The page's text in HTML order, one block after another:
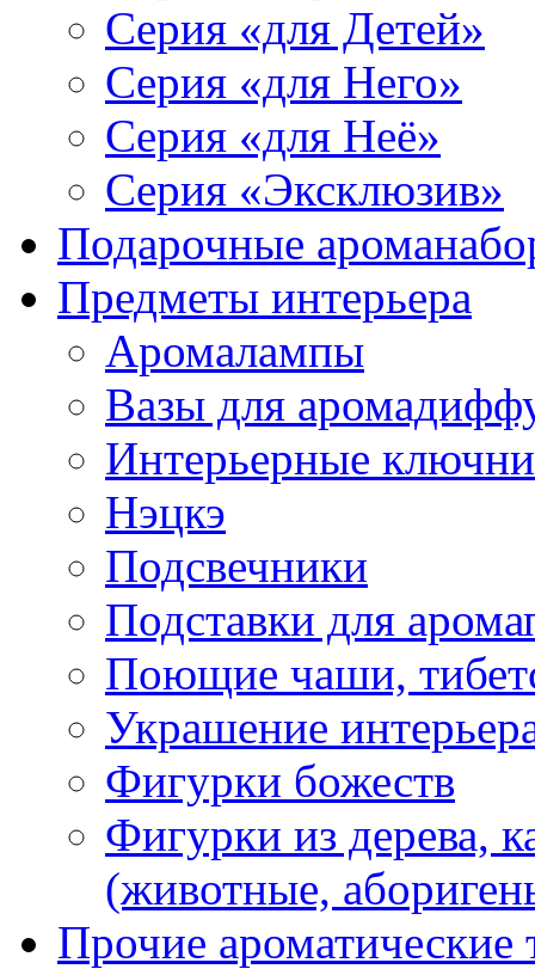
Серия «для Детей»
Серия «для Него»
Серия «для Неё»
Серия «Эксклюзив»
Подарочные
Предметы интерьера
Аромалампы
Вазы для
Интерьерные
Нэцкэ
Подсвечники
Подставки для
Поющие чаши,
Украшение
Фигурки божеств
Фигурки из дерева,
(животные,
Прочие ароматические